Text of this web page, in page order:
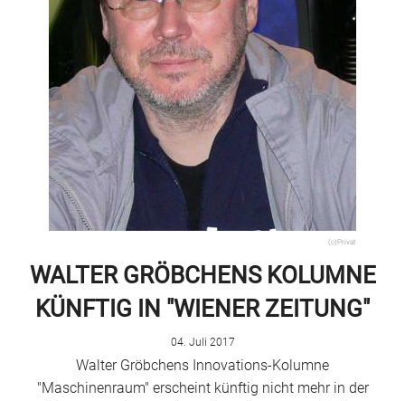
(c)Privat
WALTER GRÖBCHENS KOLUMNE
KÜNFTIG IN "WIENER ZEITUNG"
04. Juli 2017
Walter Gröbchens Innovations-Kolumne
"Maschinenraum" erscheint künftig nicht mehr in der